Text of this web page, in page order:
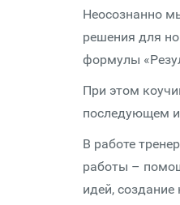
Неосознанно
решения для
формулы
При этом
последующем
В работе
работы –
идей, создание